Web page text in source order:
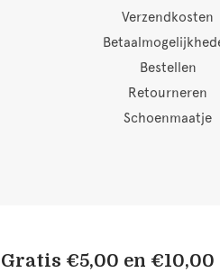
Verzendkosten
Bestellen
Retourneren
Schoenmaatje
Gratis €5,00 en